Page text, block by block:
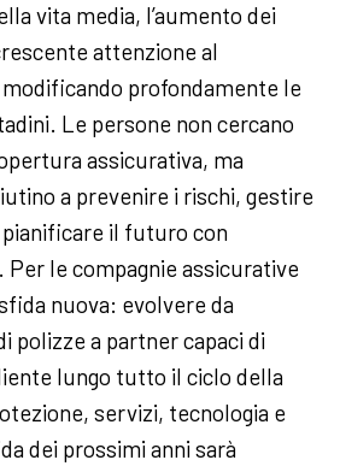
vita media, l’aumento dei
attenzione al
profondamente le
Le persone non cercano
assicurativa, ma
a prevenire i rischi, gestire
il futuro con
Per le compagnie assicurative
nuova: evolvere da
polizze a partner capaci di
lungo tutto il ciclo della
servizi, tecnologia e
dei prossimi anni sarà